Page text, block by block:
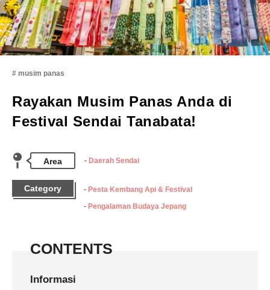
musim panas
Rayakan Musim Panas Anda di
Festival Sendai Tanabata!
Area Daerah Sendai
Category
Pesta Kembang Api & Festival
Pengalaman Budaya Jepang
CONTENTS
Informasi